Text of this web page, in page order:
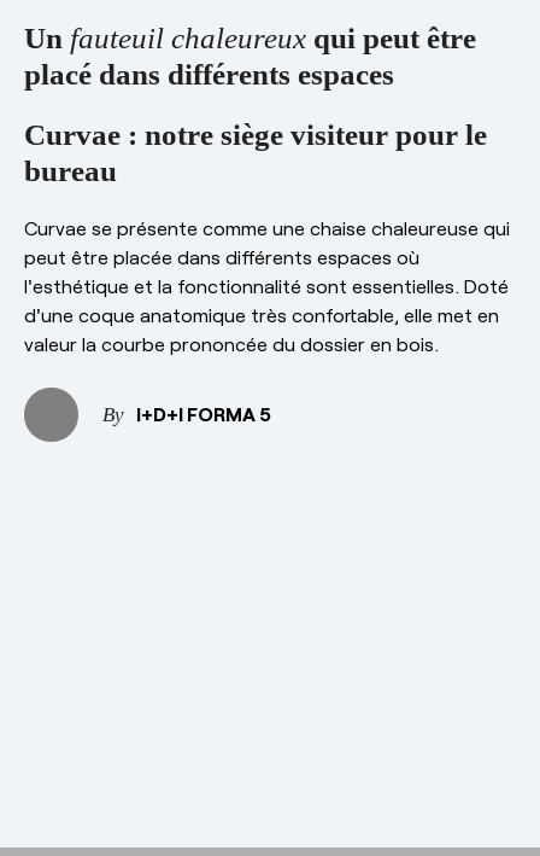
Showrooms
Carrières
esPattio
Contact
EN ES
Un fauteuil chaleureux qui peut être
placé dans différents espaces
Curvae : notre siège visiteur pour le
bureau
Curvae se présente comme une chaise chaleureuse qui
peut être placée dans différents espaces où
l'esthétique et la fonctionnalité sont essentielles. Doté
d'une coque anatomique très confortable, elle met en
valeur la courbe prononcée du dossier en bois.
I+D+I FORMA 5